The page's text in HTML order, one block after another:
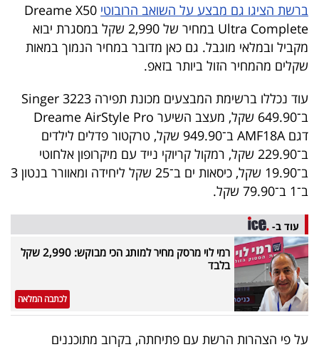
ברשת הציגו גם מבצע על השואב הרובוטי Dreame X50
Ultra Complete במחיר של 2,990 שקל במסגרת יבוא
מקביל ובמלאי מוגבל. גם כאן מדובר במחיר הנמוך במאות
שקלים מהמחיר הזול ביותר בזאפ.
עוד נכללו ברשימת המבצעים מכונת תפירה Singer 3223
ב־649.90 שקל, מעצב השיער Dreame AirStyle Pro
דגם AMF18A ב־949.90 שקל, טרקטור פדלים לילדים
ב־229.90 שקל, רמקול קריוקי נייד עם מיקרופון אלחוטי
ב־19.90 שקל, כיסאות ים ב־25 שקל ליחידה ומאוורר בנטון 3
ב־1 ב־79.90 שקל.
עוד ב-
רמי לוי מרסק מחיר למותג הכי מבוקש: 2,990 שקל
בלבד
לכתבה המלאה
על פי הצהרות הרשת עם פתיחתה, בקרוב מתוכננים